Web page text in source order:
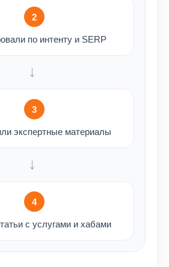
2
по интенту и SERP
→
3
экспертные материалы
→
4
с услугами и хабами